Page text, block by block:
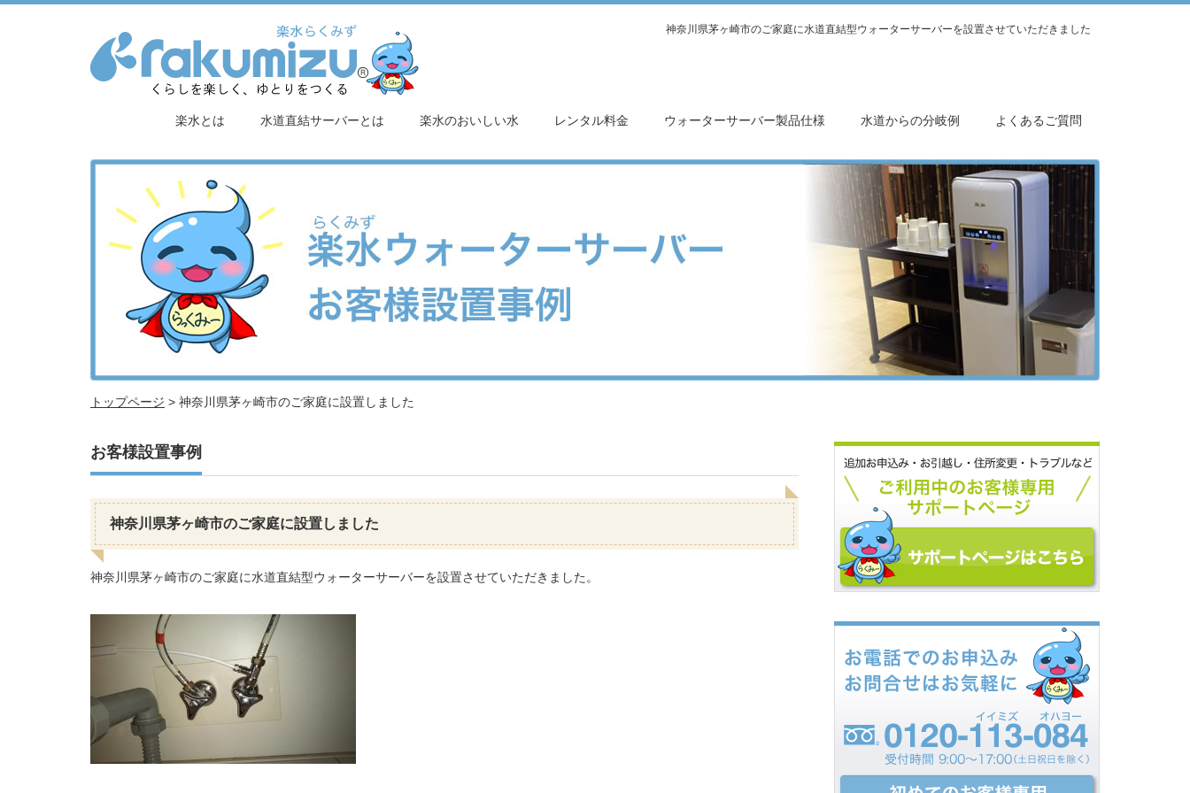
楽水とは 水道直結サーバーとは 楽水のおいしい水 レンタル料金 ウォーターサーバー製品仕様 水道からの分岐例 よくあるご質問
神奈川県茅ヶ崎市のご家庭に水道直結型ウォーターサーバーを設置させていただきました
トップページ > 神奈川県茅ヶ崎市のご家庭に設置しました
お客様設置事例
神奈川県茅ヶ崎市のご家庭に設置しました
神奈川県茅ヶ崎市のご家庭に水道直結型ウォーターサーバーを設置させていただきました。